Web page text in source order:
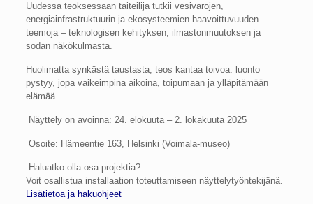
Uudessa teoksessaan taiteilija tutkii vesivarojen,
energiainfrastruktuurin ja ekosysteemien haavoittuvuuden
teemoja – teknologisen kehityksen, ilmastonmuutoksen ja
sodan näkökulmasta.
Huolimatta synkästä taustasta, teos kantaa toivoa: luonto
pystyy, jopa vaikeimpina aikoina, toipumaan ja ylläpitämään
elämää.
Näyttely on avoinna: 24. elokuuta – 2. lokakuuta 2025
Osoite: Hämeentie 163, Helsinki (Voimala-museo)
Haluatko olla osa projektia?
Voit osallistua installaation toteuttamiseen näyttelytyöntekijänä.
Lisätietoa ja hakuohjeet